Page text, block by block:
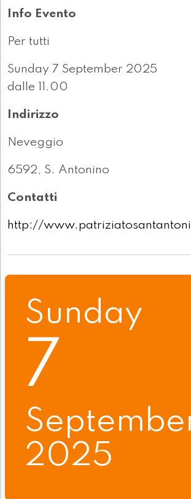
Info Evento
Per tutti
Sunday 7 September 2025
dalle 11.00
Indirizzo
Neveggio
6592, S. Antonino
Contatti
http://
Sunday
7
2025